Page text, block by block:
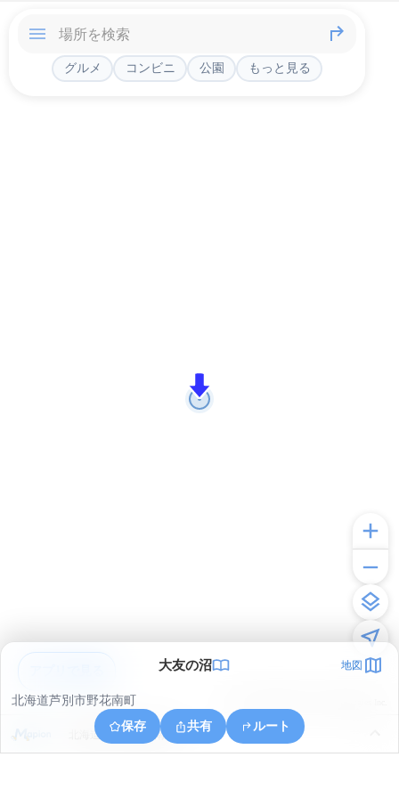
グルメ コンビニ 公園 もっと見る
大友の沼 地図
北海道芦別市野花南町
保存
共有 ルート
北海道芦別市野花南町